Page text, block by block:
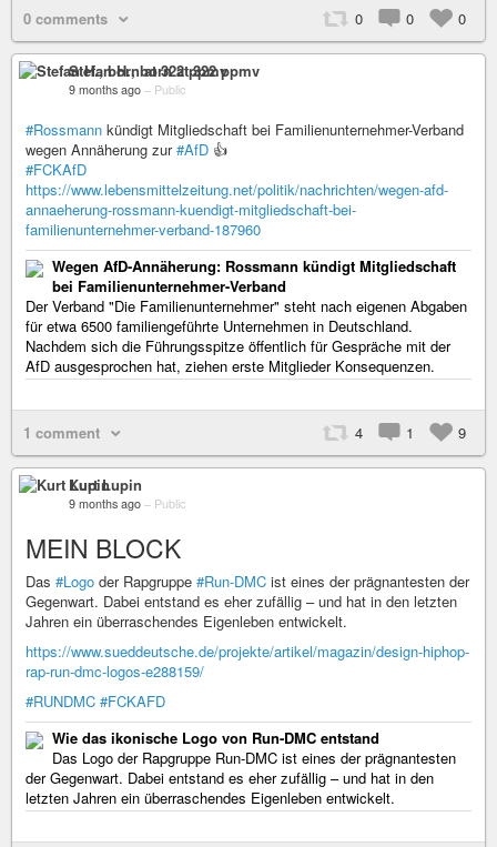
0 comments 0 0 0
Stefan H., born at 322 ppmv
9 months ago – Public
#Rossmann kündigt Mitgliedschaft bei Familienunternehmer-Verband
wegen Annäherung zur#AfD 👍
#FCKAfD
https://www.lebensmittelzeitung.net/politik/nachrichten/wegen-afd-
annaeherung-rossmann-kuendigt-mitgliedschaft-bei-
familienunternehmer-verband-187960
Wegen AfD-Annäherung: Rossmann kündigt Mitgliedschaft
bei Familienunternehmer-Verband
Der Verband "Die Familienunternehmer" steht nach eigenen Abgaben
für etwa 6500 familiengeführte Unternehmen in Deutschland.
Nachdem sich die Führungsspitze öffentlich für Gespräche mit der
AfD ausgesprochen hat, ziehen erste Mitglieder Konsequenzen.
1 comment 4 1 9
Kurt Lupin
9 months ago – Public
MEIN BLOCK
Das #Logo der Rapgruppe #Run-DMC ist eines der prägnantesten der
Gegenwart. Dabei entstand es eher zufällig – und hat in den letzten
Jahren ein überraschendes Eigenleben entwickelt.
https://www.sueddeutsche.de/projekte/artikel/magazin/design-hiphop-
rap-run-dmc-logos-e288159/
#RUNDMC #FCKAFD
Wie das ikonische Logo von Run-DMC entstand
Das Logo der Rapgruppe Run-DMC ist eines der prägnantesten
der Gegenwart. Dabei entstand es eher zufällig – und hat in den
letzten Jahren ein überraschendes Eigenleben entwickelt.